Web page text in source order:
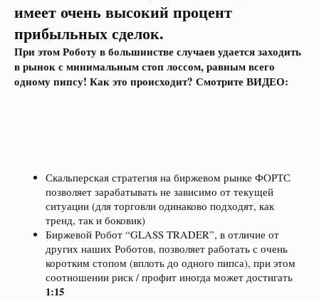
имеет очень высокий процент
прибыльных сделок.
При этом Роботу в большинстве случаев удается заходить
в рынок с минимальным стоп лоссом, равным всего
одному пипсу! Как это происходит? Смотрите ВИДЕО:
Скальперская стратегия на биржевом рынке ФОРТС
позволяет зарабатывать не зависимо от текущей
ситуации (для торговли одинаково подходят, как
тренд, так и боковик)
Биржевой Робот “GLASS TRADER”, в отличие от
других наших Роботов, позволяет работать с очень
коротким стопом (вплоть до одного пипса), при этом
соотношении риск / профит иногда может достигать
1:15